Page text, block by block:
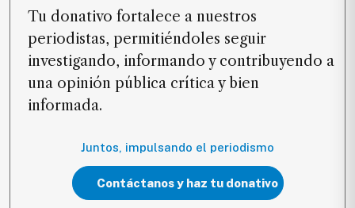
Tu donativo fortalece a nuestros
periodistas, permitiéndoles seguir
investigando, informando y contribuyendo a
una opinión pública crítica y bien
informada.
Juntos, impulsando el periodismo
Contáctanos y haz tu donativo